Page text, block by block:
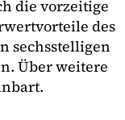
die vorzeitige
des
sechsstelligen
Über weitere